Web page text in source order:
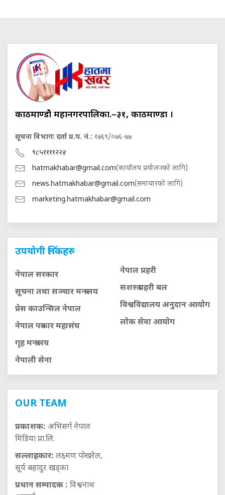
काठमाण्डौ महानगरपालिका.–३१, काठमाण्डौं ।
सूचना विभागः दर्ता प्र.प. नं.: १७६९/०७६-७७
९८५११११२२४
hatmakhabar@gmail.com(कार्यालय प्रयोजनको लागि)
news.hatmakhabar@gmail.com(समाचारको लागि)
marketing.hatmakhabar@gmail.com
उपयोगी लिंकहरु
नेपाल सरकार
सूचना तथा सञ्चार मन्त्रालय
प्रेस काउन्सिल नेपाल
नेपाल पत्रकार महासंघ
गृह मन्त्रालय
नेपाली सेना
नेपाल प्रहरी
सशस्त्र प्रहरी बल
विश्वविद्यालय अनुदान आयाेग
लाेक सेवा आयाेग
OUR TEAM
प्रकाशक: अभिसर्ग नेपाल
मिडिया प्रा.लि.
सल्लाहकार: लक्ष्मण पोखरेल,
सूर्य बहादुर खड्का
प्रधान सम्पादक : विश्वनाथ